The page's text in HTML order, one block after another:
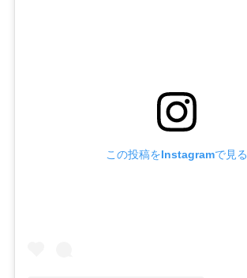
この投稿をInstagramで見る